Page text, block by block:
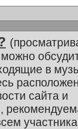
в
сайта и